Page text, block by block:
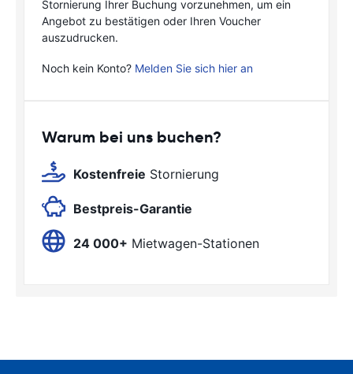
Stornierung Ihrer Buchung vorzunehmen, um ein
Angebot zu bestätigen oder Ihren Voucher
auszudrucken.
Noch kein Konto? Melden Sie sich hier an
Warum bei uns buchen?
Kostenfreie Stornierung
Bestpreis-Garantie
24 000+ Mietwagen-Stationen